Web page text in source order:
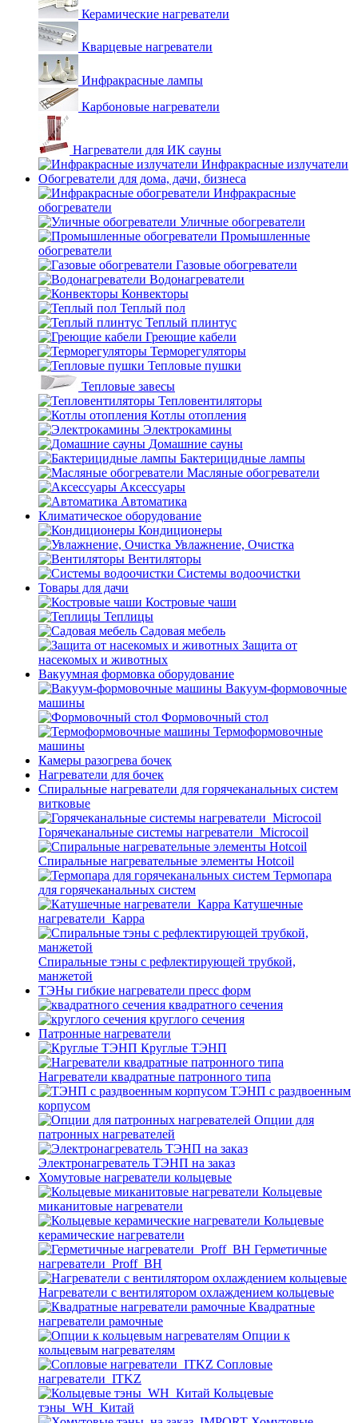
Керамические нагреватели
Кварцевые нагреватели
Инфракрасные лампы
Карбоновые нагреватели
Нагреватели для ИК сауны
Инфракрасные излучатели
Обогреватели для дома, дачи, бизнеса
Инфракрасные
обогреватели
Уличные обогреватели
Промышленные
обогреватели
Газовые обогреватели
Водонагреватели
Конвекторы
Теплый пол
Теплый плинтус
Греющие кабели
Терморегуляторы
Тепловые пушки
Тепловые завесы
Тепловентиляторы
Котлы отопления
Электрокамины
Домашние сауны
Бактерицидные лампы
Масляные обогреватели
Аксессуары
Автоматика
Климатическое оборудование
Кондиционеры
Увлажнение, Очистка
Вентиляторы
Системы водоочистки
Товары для дачи
Костровые чаши
Теплицы
Садовая мебель
Защита от
насекомых и животных
Вакуумная формовка оборудование
Вакуум-формовочные
машины
Формовочный стол
Термоформовочные
машины
Камеры разогрева бочек
Нагреватели для бочек
Спиральные нагреватели для горячеканальных систем
витковые
Горячеканальные системы нагреватели_Microcoil
Спиральные нагревательные элементы Hotcoil
Термопара
для горячеканальных систем
Катушечные
нагреватели_Карра
Спиральные тэны с рефлектирующей трубкой,
манжетой
ТЭНы гибкие нагреватели пресс форм
квадратного сечения
круглого сечения
Патронные нагреватели
Круглые ТЭНП
Нагреватели квадратные патронного типа
ТЭНП с раздвоенным
корпусом
Опции для
патронных нагревателей
Электронагреватель ТЭНП на заказ
Хомутовые нагреватели кольцевые
Кольцевые
миканитовые нагреватели
Кольцевые
керамические нагреватели
Герметичные
нагреватели_Proff_BH
Нагреватели с вентилятором охлаждением кольцевые
Квадратные
нагреватели рамочные
Опции к
кольцевым нагревателям
Cопловые
нагреватели_ITKZ
Кольцевые
тэны_WH_Китай